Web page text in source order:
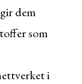
dem
som
i